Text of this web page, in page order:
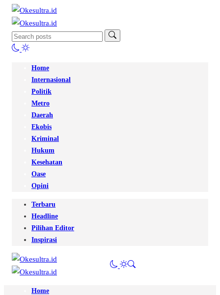
Home
Internasional
Politik
Metro
Daerah
Ekobis
Kriminal
Hukum
Kesehatan
Oase
Opini
Terbaru
Headline
Pilihan Editor
Inspirasi
Home